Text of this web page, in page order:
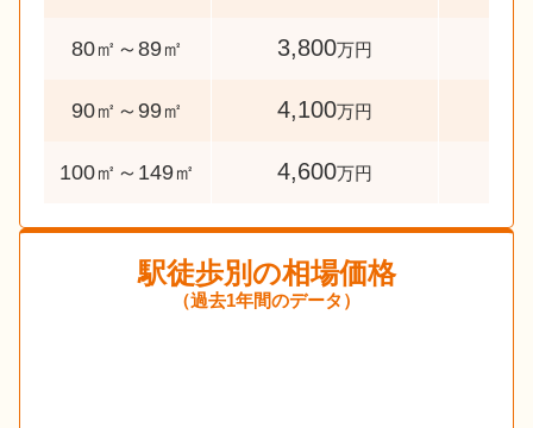
80㎡～89㎡ 3,800万円
90㎡～99㎡ 4,100万円
100㎡～149㎡ 4,600万円
駅徒歩別の相場価格
（過去1年間のデータ）